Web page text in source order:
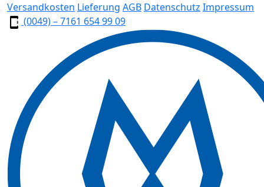
Versandkosten Lieferung AGB Datenschutz Impressum
(0049) – 7161 654 99 09